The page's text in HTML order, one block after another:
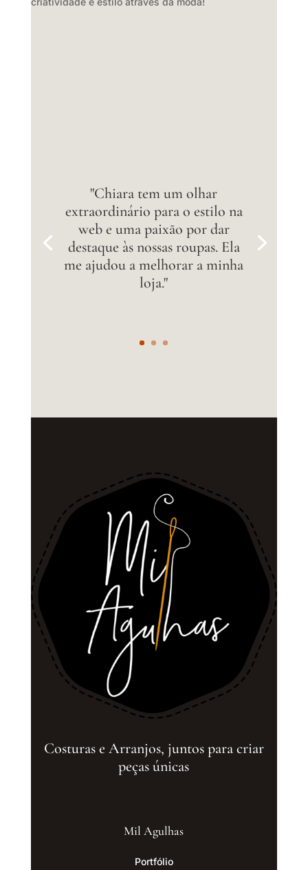
"Chiara tem um olhar
extraordinário para o estilo na
web e uma paixão por dar
destaque às nossas roupas. Ela
me ajudou a melhorar a minha
loja."
Costuras e Arranjos, juntos para criar
peças únicas
Mil Agulhas
Portfólio